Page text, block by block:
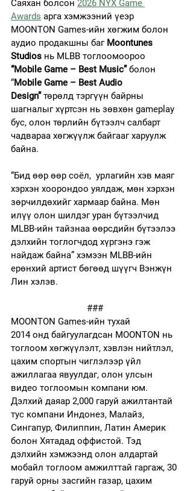
Саяхан болсон 2026 NYX Game
Awards арга хэмжээний үеэр
MOONTON Games-ийн хөгжим болон
аудио продакшны баг Moontunes
Studios нь MLBB тоглоомоороо
“Mobile Game – Best Music” болон
“Mobile Game – Best Audio
Design” төрөлд тэргүүн байрны
шагналыг хүртсэн нь зөвхөн gameplay
бус, олон төрлийн бүтээлч салбарт
чадвараа хөгжүүлж байгааг харуулж
байна.
“Бид өөр өөр соёл,  урлагийн хэв маяг
хэрхэн хоорондоо уялдаж, мөн хэрхэн
зөрчилдөхийг хармаар байна. Мөн
илүү олон шилдэг уран бүтээлчид
MLBB-ийн тайзнаа өөрсдийн бүтээлээ
дэлхийн тоглогчдод хүргэнэ гэж
найдаж байна” хэмээн MLBB-ийн
ерөнхий артист бөгөөд шүүгч Вэнжүн
Лин хэлэв.
###
MOONTON Games-ийн тухай
2014 онд байгуулагдсан MOONTON нь
тоглоом хөгжүүлэлт, хэвлэн нийтлэл,
цахим спортын чиглэлээр үйл
ажиллагаа явуулдаг, олон улсын
видео тоглоомын компани юм.
Дэлхий даяар 2,000 гаруй ажилтантай
тус компани Индонез, Малайз,
Сингапур, Филиппин, Латин Америк
болон Хятадад оффистой. Тэд
дэлхийн хэмжээнд олон алдартай
мобайл тоглоом амжилттай гаргаж, 30
гаруй орны засгийн газар, цахим